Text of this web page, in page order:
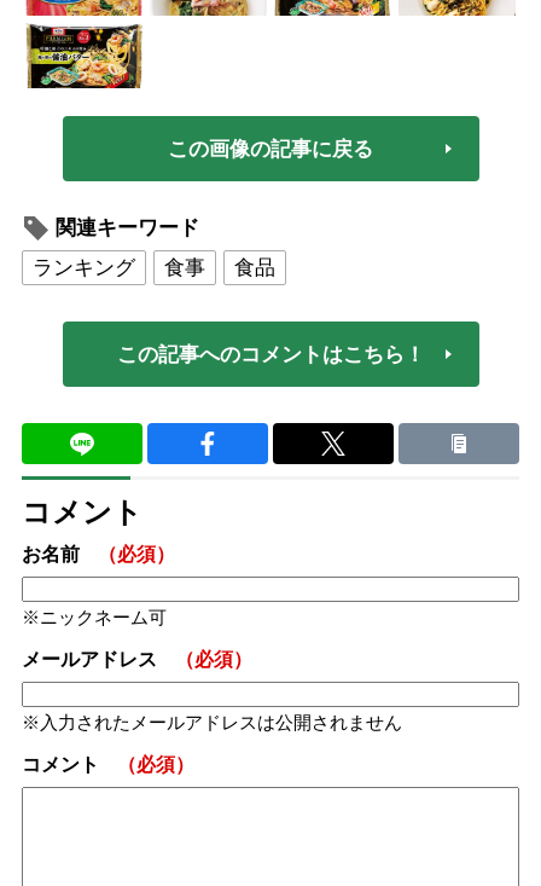
この画像の記事に戻る
関連キーワード
ランキング
食事 食品
この記事へのコメントはこちら！
コメント
お名前 （必須）
ニックネーム可
メールアドレス （必須）
入力されたメールアドレスは公開されません
コメント （必須）